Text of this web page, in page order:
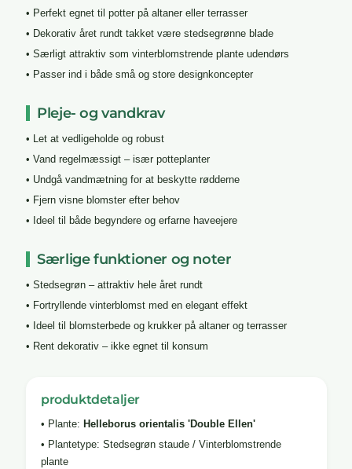
• Perfekt egnet til potter på altaner eller terrasser
• Dekorativ året rundt takket være stedsegrønne blade
• Særligt attraktiv som vinterblomstrende plante udendørs
• Passer ind i både små og store designkoncepter
Pleje- og vandkrav
• Let at vedligeholde og robust
• Vand regelmæssigt – især potteplanter
• Undgå vandmætning for at beskytte rødderne
• Fjern visne blomster efter behov
• Ideel til både begyndere og erfarne haveejere
Særlige funktioner og noter
• Stedsegrøn – attraktiv hele året rundt
• Fortryllende vinterblomst med en elegant effekt
• Ideel til blomsterbede og krukker på altaner og terrasser
• Rent dekorativ – ikke egnet til konsum
produktdetaljer
• Plante: Helleborus orientalis 'Double Ellen'
• Plantetype: Stedsegrøn staude / Vinterblomstrende
plante